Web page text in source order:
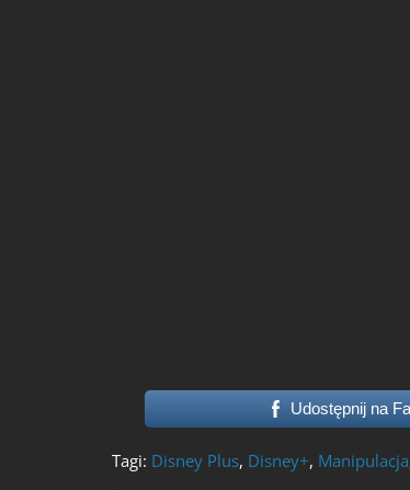
Udostępnij na
Tagi: Disney Plus, Disney+, Manipulacja